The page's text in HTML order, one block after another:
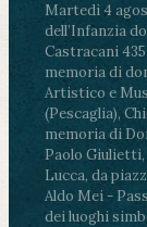
Martedì 4
dell’Infanzia
Castracani
memoria di
Artistico e
(Pescaglia),
memoria di
Paolo Giulietti,
Lucca, da
Aldo Mei -
dei luoghi